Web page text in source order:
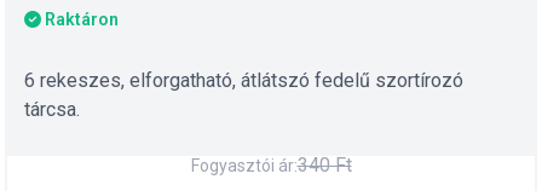
Raktáron
6 rekeszes, elforgatható, átlátszó fedelű szortírozó
tárcsa.
Fogyasztói ár:340 Ft